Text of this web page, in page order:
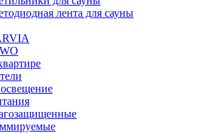
лента для сауны